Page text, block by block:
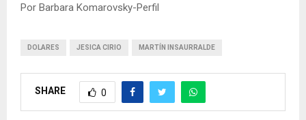
Por Barbara Komarovsky-Perfil
DOLARES JESICA CIRIO MARTÍN INSAURRALDE
SHARE 0